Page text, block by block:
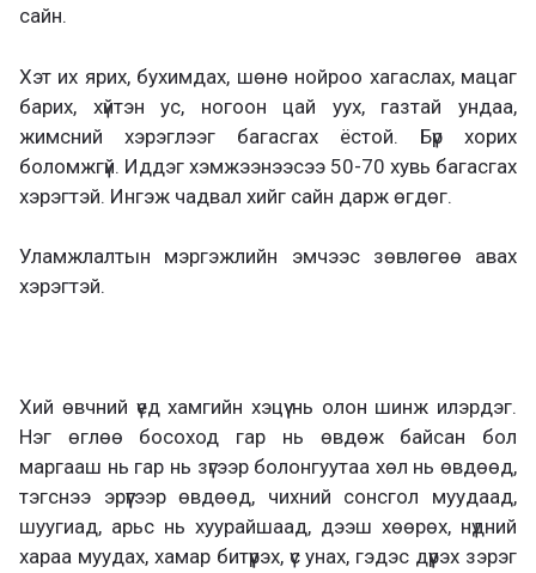
сайн.
Хэт их ярих, бухимдах, шөнө нойроо хагаслах, мацаг
барих, хүйтэн ус, ногоон цай уух, газтай ундаа,
жимсний хэрэглээг багасгах ёстой. Бүр хорих
боломжгүй. Иддэг хэмжээнээсээ 50-70 хувь багасгах
хэрэгтэй. Ингэж чадвал хийг сайн дарж өгдөг.
Уламжлалтын мэргэжлийн эмчээс зөвлөгөө авах
хэрэгтэй.
Хий өвчний үед хамгийн хэцүү нь олон шинж илэрдэг.
Нэг өглөө босоход гар нь өвдөж байсан бол
маргааш нь гар нь зүгээр болонгуутаа хөл нь өвдөөд,
тэгснээ эрүүгээр өвдөөд, чихний сонсгол муудаад,
шуугиад, арьс нь хуурайшаад, дээш хөөрөх, нүдний
хараа муудах, хамар битүүрэх, үс унах, гэдэс дүүрэх зэрэг